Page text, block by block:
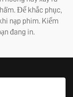
Để khắc phục,
nạp phim. Kiểm
đang in.